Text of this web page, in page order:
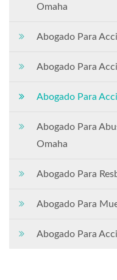
Omaha
Abogado Para
Abogado Para
Abogado Para
Abogado Para
Omaha
Abogado Para
Abogado Para
Abogado Para